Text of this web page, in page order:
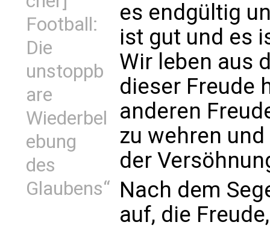
Football:
Die
unstoppb
are
Wiederbel
ebung
des
Glaubens“
es endgültig
ist gut und es
Wir leben aus
dieser Freude
anderen
zu wehren
der
Nach dem
auf, die